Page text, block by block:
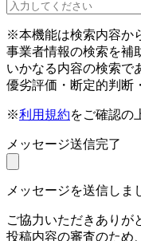
※本機能は検索内容か
事業者情報の検索を補
いかなる内容の検索で
優劣評価・断定的判断
※利用規約をご確認の
メッセージ送信完了
メッセージを送信しま
ご協力いただきありが
投稿内容の審査のため